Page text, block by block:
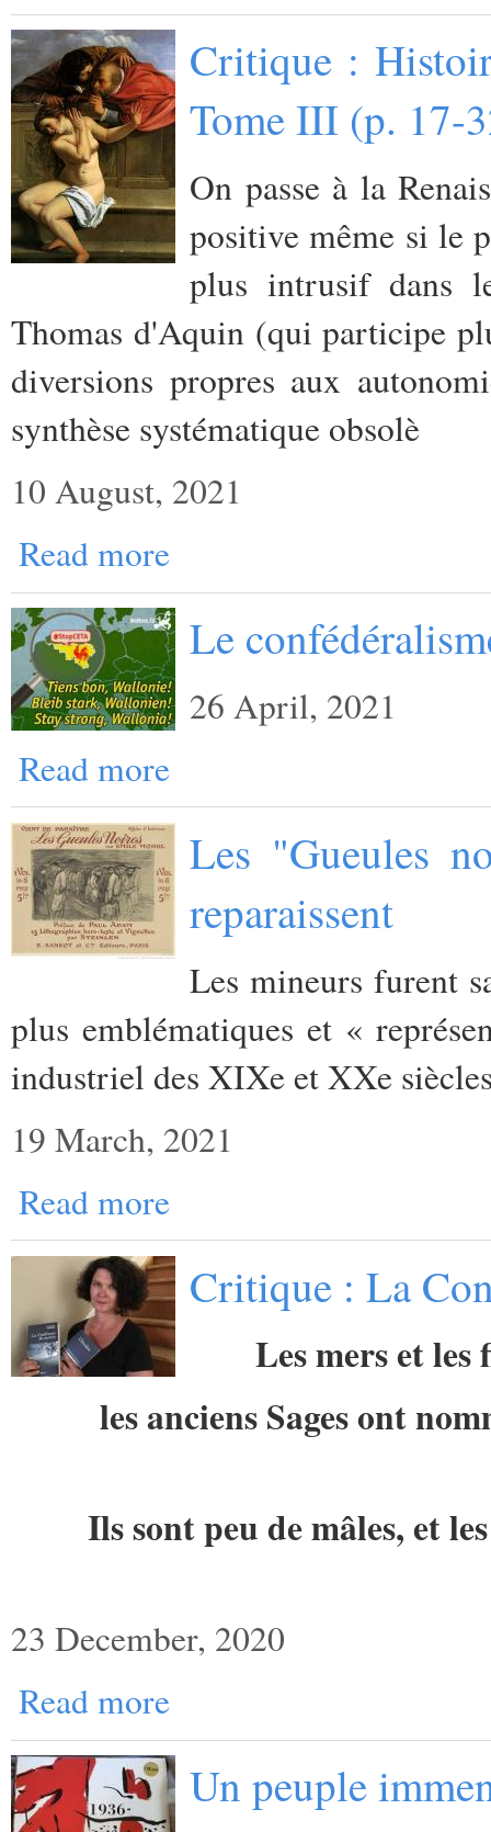
Critique :
Tome III (p. 17-
On passe à la
positive même si le
plus intrusif dans
Thomas d'Aquin (qui participe
diversions propres aux
synthèse systématique obsolè
10 August, 2021
Read more
Le
26 April, 2021
Read more
Les "Gueules
reparaissent
Les mineurs furent
plus emblématiques et «
industriel des XIXe et XXe
19 March, 2021
Read more
Critique : La
Les mers et
les anciens Sages ont
Ils sont peu de mâles, et
23 December, 2020
Read more
Un peuple